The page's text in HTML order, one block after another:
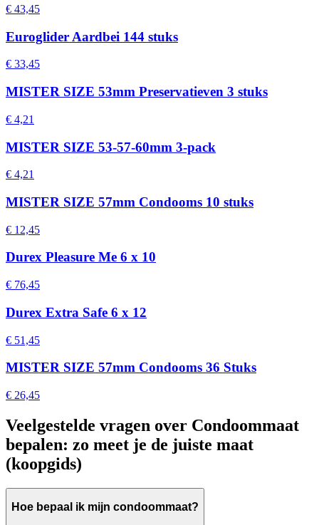
€ 43,45
Euroglider Aardbei 144 stuks
€ 33,45
MISTER SIZE 53mm Preservatieven 3 stuks
€ 4,21
MISTER SIZE 53-57-60mm 3-pack
€ 4,21
MISTER SIZE 57mm Condooms 10 stuks
€ 12,45
Durex Pleasure Me 6 x 10
€ 76,45
Durex Extra Safe 6 x 12
€ 51,45
MISTER SIZE 57mm Condooms 36 Stuks
€ 26,45
Veelgestelde vragen over Condoommaat
bepalen: zo meet je de juiste maat
(koopgids)
Hoe bepaal ik mijn condoommaat?